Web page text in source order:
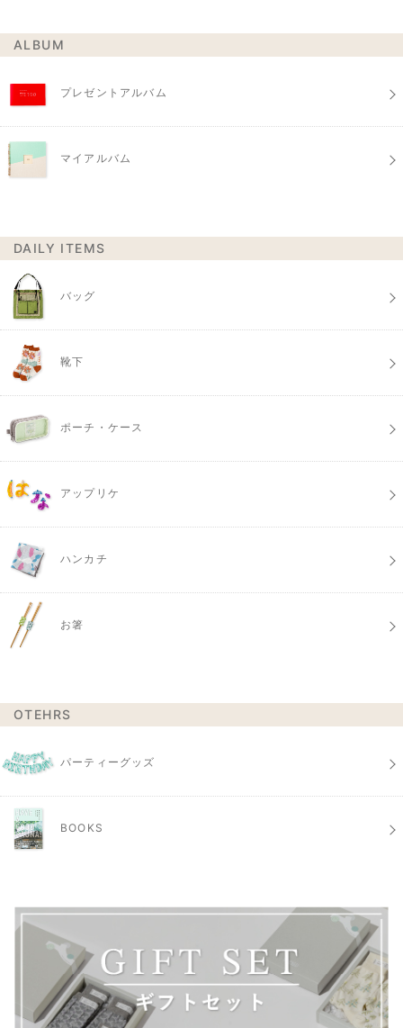
ALBUM
プレゼントアルバム
マイアルバム
DAILY ITEMS
バッグ
靴下
ポーチ・ケース
アップリケ
ハンカチ
お箸
OTEHRS
パーティーグッズ
BOOKS